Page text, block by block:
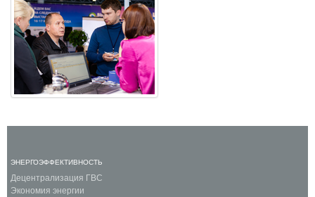
ЭНЕРГОЭФФЕКТИВНОСТЬ
Децентрализация ГВС
Экономия энергии